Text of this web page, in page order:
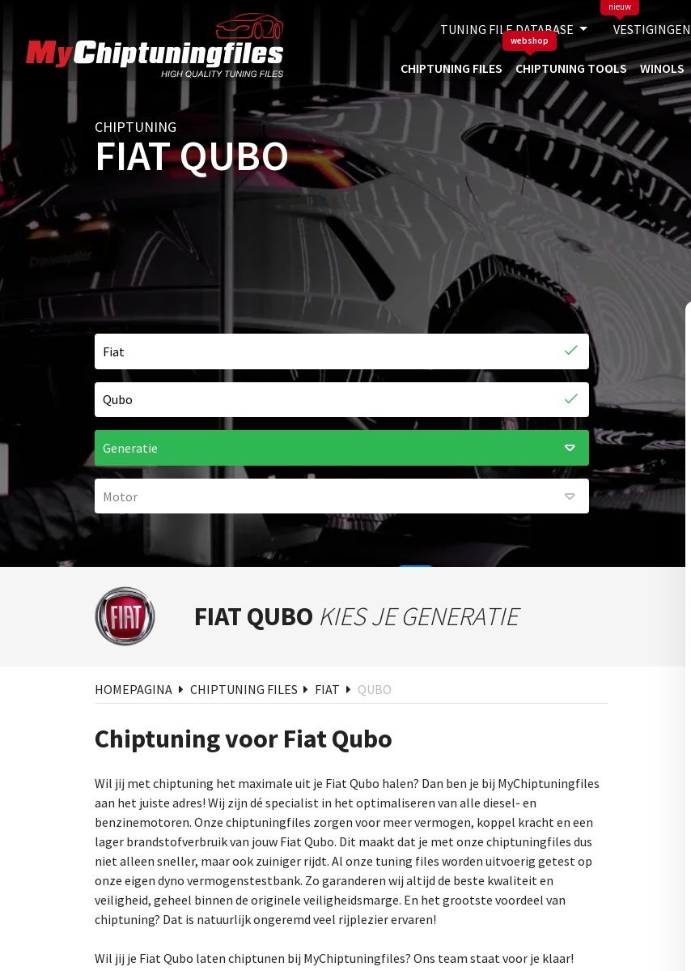
TUNING FILE DATABASE VESTIGINGEN
nieuw
CHIPTUNING FILES CHIPTUNING TOOLS
webshop
WINOLS
CHIPTUNING
FIAT QUBO
Zoeken
FIAT QUBO KIES JE GENERATIE
HOMEPAGINA CHIPTUNING FILES FIAT QUBO
Chiptuning voor Fiat Qubo
Wil jij met chiptuning het maximale uit je Fiat Qubo halen? Dan ben je bij MyChiptuningfiles
aan het juiste adres! Wij zijn dé specialist in het optimaliseren van alle diesel- en
benzinemotoren. Onze chiptuningfiles zorgen voor meer vermogen, koppel kracht en een
lager brandstofverbruik van jouw Fiat Qubo. Dit maakt dat je met onze chiptuningfiles dus
niet alleen sneller, maar ook zuiniger rijdt. Al onze tuning files worden uitvoerig getest op
onze eigen dyno vermogenstestbank. Zo garanderen wij altijd de beste kwaliteit en
veiligheid, geheel binnen de originele veiligheidsmarge. En het grootste voordeel van
chiptuning? Dat is natuurlijk ongeremd veel rijplezier ervaren!
Wil jij je Fiat Qubo laten chiptunen bij MyChiptuningfiles? Ons team staat voor je klaar!